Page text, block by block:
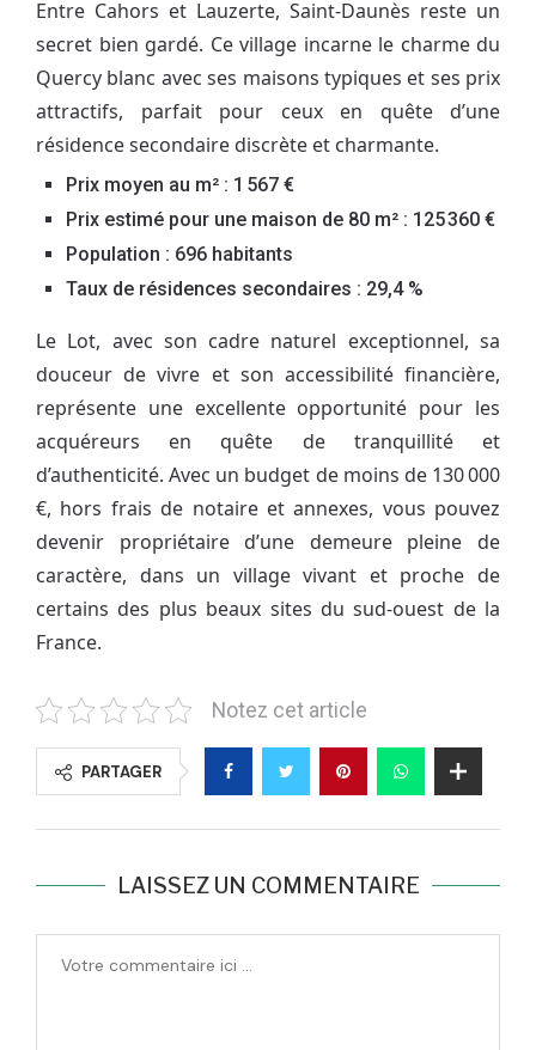
Entre Cahors et Lauzerte, Saint-Daunès reste un
secret bien gardé. Ce village incarne le charme du
Quercy blanc avec ses maisons typiques et ses prix
attractifs, parfait pour ceux en quête d’une
résidence secondaire discrète et charmante.
Prix moyen au m² : 1 567 €
Prix estimé pour une maison de 80 m² : 125 360 €
Population : 696 habitants
Taux de résidences secondaires : 29,4 %
Le Lot, avec son cadre naturel exceptionnel, sa
douceur de vivre et son accessibilité financière,
représente une excellente opportunité pour les
acquéreurs en quête de tranquillité et
d’authenticité. Avec un budget de moins de 130 000
€, hors frais de notaire et annexes, vous pouvez
devenir propriétaire d’une demeure pleine de
caractère, dans un village vivant et proche de
certains des plus beaux sites du sud-ouest de la
France.
Notez cet article
PARTAGER
LAISSEZ UN COMMENTAIRE